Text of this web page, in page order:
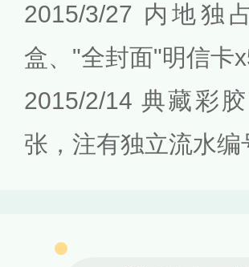
2015/3/27 内地独
盒、"全封面"明信卡
2015/2/14 典藏彩
张，注有独立流水编